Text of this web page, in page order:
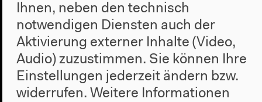
Les Statues Meurent Aussi (FR 1953)
Ihnen, neben den technisch
notwendigen Diensten auch der
Aktivierung externer Inhalte (Video,
Audio) zuzustimmen. Sie können Ihre
Einstellungen jederzeit ändern bzw.
widerrufen. Weitere Informationen